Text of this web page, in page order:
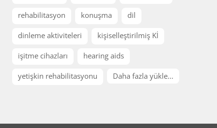
rehabilitasyon konuşma dil
dinleme aktiviteleri kişiselleştirilmiş Kİ
işitme cihazları hearing aids
yetişkin rehabilitasyonu Daha fazla yükle...